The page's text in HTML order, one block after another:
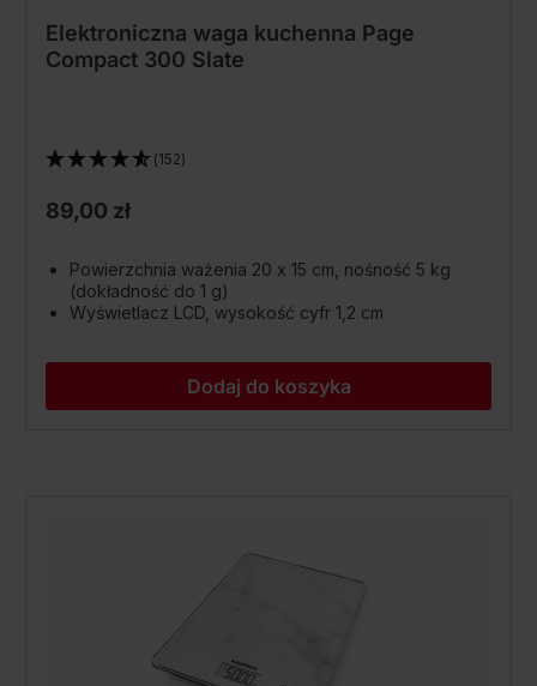
Elektroniczna waga kuchenna Page
Compact 300 Slate
(152)
89,00 zł
Powierzchnia ważenia 20 x 15 cm, nośność 5 kg
(dokładność do 1 g)
Wyświetlacz LCD, wysokość cyfr 1,2 cm
Dodaj do koszyka